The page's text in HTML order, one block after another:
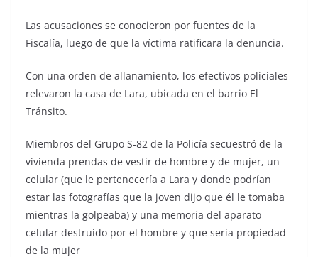
Las acusaciones se conocieron por fuentes de la
Fiscalía, luego de que la víctima ratificara la denuncia.
Con una orden de allanamiento, los efectivos policiales
relevaron la casa de Lara, ubicada en el barrio El
Tránsito.
Miembros del Grupo S-82 de la Policía secuestró de la
vivienda prendas de vestir de hombre y de mujer, un
celular (que le pertenecería a Lara y donde podrían
estar las fotografías que la joven dijo que él le tomaba
mientras la golpeaba) y una memoria del aparato
celular destruido por el hombre y que sería propiedad
de la mujer